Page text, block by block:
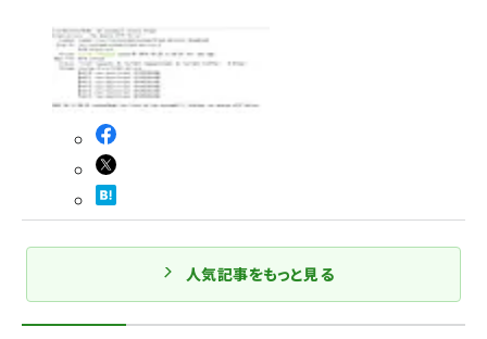
人気記事をもっと見る